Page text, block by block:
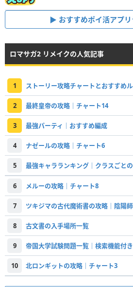
おすすめポイ活アプ
ロマサガ2 リメイクの人気記事
1 ストーリー攻略チャートとおすすめ
2 最終皇帝の攻略｜チャート14
3 最強パーティ｜おすすめ編成
4 ナゼールの攻略｜チャート6
5 最強キャラランキング｜クラスごと
6 メルーの攻略｜チャート8
7 ツキジマの古代魔術書の攻略｜陰陽
8 古文書の入手場所一覧
9 帝国大学試験問題一覧｜検索機能付き
10 北ロンギットの攻略｜チャート3